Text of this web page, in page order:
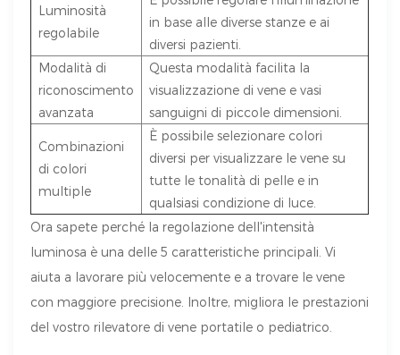
Luminosità
regolabile
in base alle diverse stanze e ai
diversi pazienti.
Modalità di
riconoscimento
avanzata
Questa modalità facilita la
visualizzazione di vene e vasi
sanguigni di piccole dimensioni.
Combinazioni
di colori
multiple
È possibile selezionare colori
diversi per visualizzare le vene su
tutte le tonalità di pelle e in
qualsiasi condizione di luce.
Ora sapete perché la regolazione dell'intensità
luminosa è una delle 5 caratteristiche principali. Vi
aiuta a lavorare più velocemente e a trovare le vene
con maggiore precisione. Inoltre, migliora le prestazioni
del vostro rilevatore di vene portatile o pediatrico.